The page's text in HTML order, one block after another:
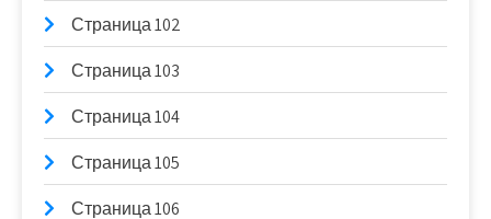
Страница 102
Страница 103
Страница 104
Страница 105
Страница 106